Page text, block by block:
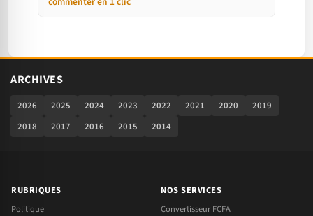
ARCHIVES
2026 2025 2024 2023 2022 2021 2020
2019
2018
2017 2016 2015 2014
RUBRIQUES
Politique
NOS SERVICES
Convertisseur FCFA